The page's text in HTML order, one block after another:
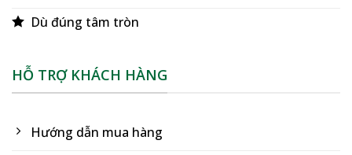
Dù đúng tâm tròn
HỖ TRỢ KHÁCH HÀNG
Hướng dẫn mua hàng